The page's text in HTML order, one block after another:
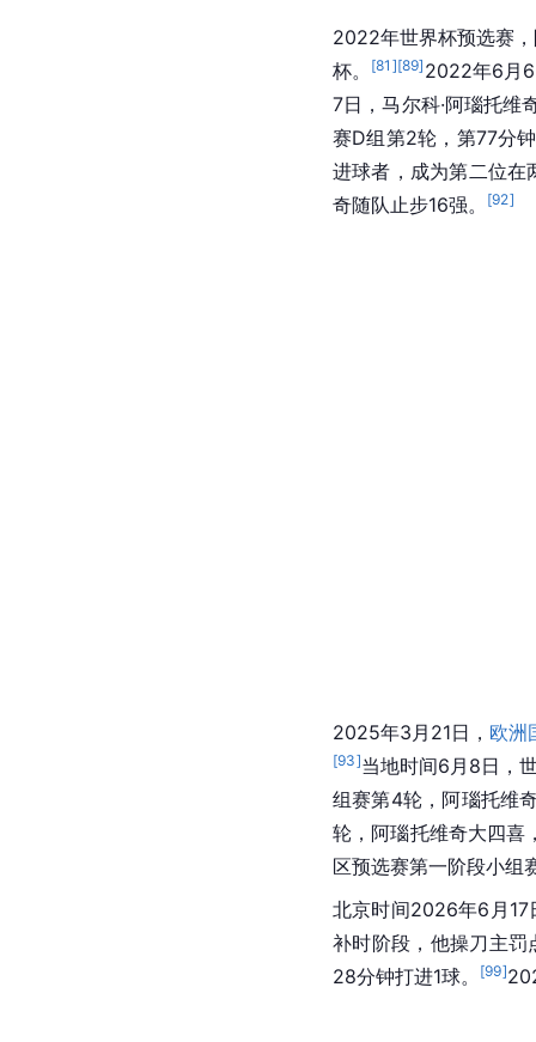
2022年世界杯预选赛
杯。
[81 ][89] 2022年6月
7日，马尔科·阿瑙托
赛D组第2轮，第77分
进球者，成为第二位在
奇随队止步16强。
[92]
2025年3月21日， 欧洲
[93]当地时间6月8日，
组赛第4轮，阿瑙托维
轮，阿瑙托维奇大四喜
区预选赛第一阶段小组
北京时间2026年6月17
补时阶段，他操刀主罚
28分钟打进1球。
[99]